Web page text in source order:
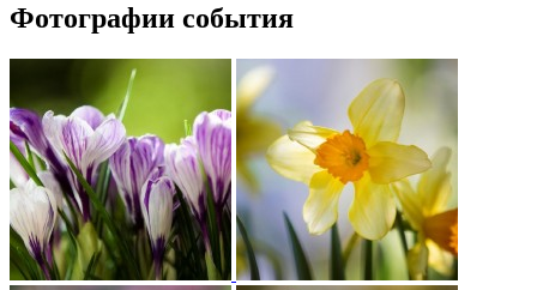
Фотографии события